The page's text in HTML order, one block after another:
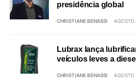
presidência global
CHRISTIANE BENASSI
Lubrax lança
veículos leves a
CHRISTIANE BENASSI